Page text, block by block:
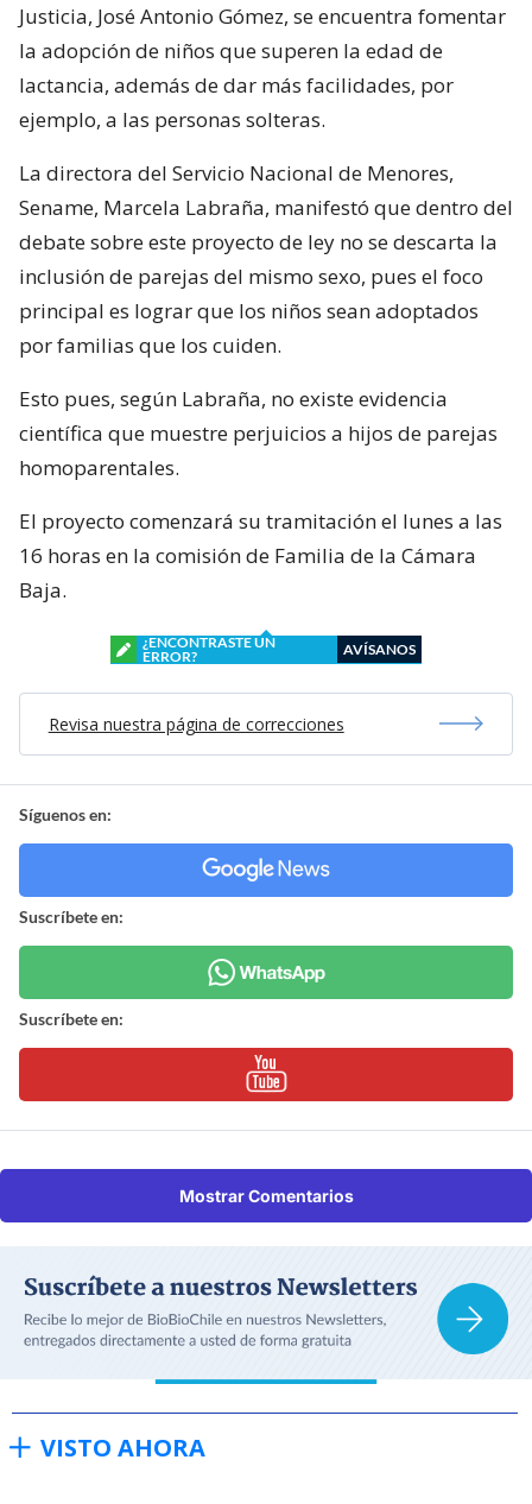
Justicia, José Antonio Gómez, se encuentra fomentar
la adopción de niños que superen la edad de
lactancia, además de dar más facilidades, por
ejemplo, a las personas solteras.
La directora del Servicio Nacional de Menores,
Sename, Marcela Labraña, manifestó que dentro del
debate sobre este proyecto de ley no se descarta la
inclusión de parejas del mismo sexo, pues el foco
principal es lograr que los niños sean adoptados
por familias que los cuiden.
Esto pues, según Labraña, no existe evidencia
científica que muestre perjuicios a hijos de parejas
homoparentales.
El proyecto comenzará su tramitación el lunes a las
16 horas en la comisión de Familia de la Cámara
Baja.
¿ENCONTRASTE UN
ERROR?
AVÍSANOS
Revisa nuestra página de correcciones
Síguenos en:
Suscríbete en:
Suscríbete en:
Mostrar Comentarios
VISTO AHORA